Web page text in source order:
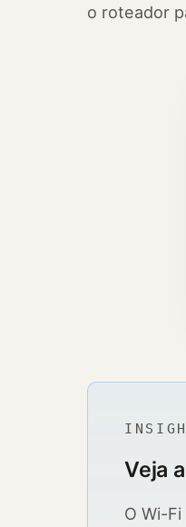
o roteador
Veja
O Wi-